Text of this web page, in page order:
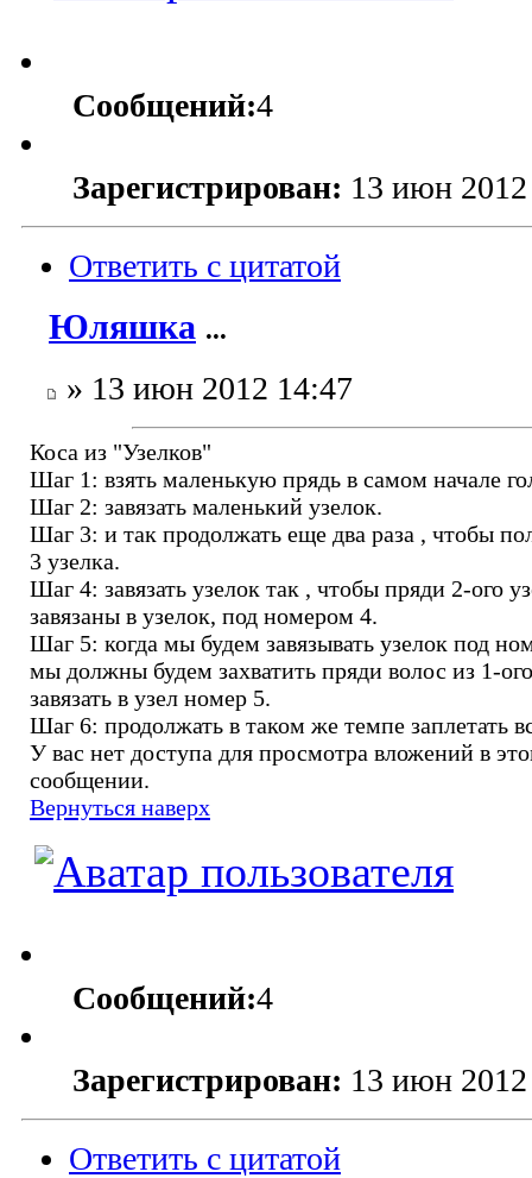
Сообщений:4
Зарегистрирован: 13 июн
Ответить с цитатой
Юляшка ...
» 13 июн 2012 14:47
Коса из "Узелков"
Шаг 1: взять маленькую прядь в самом начале
Шаг 2: завязать маленький узелок.
Шаг 3: и так продолжать еще два раза , чтобы
3 узелка.
Шаг 4: завязать узелок так , чтобы пряди 2-ого
завязаны в узелок, под номером 4.
Шаг 5: когда мы будем завязывать узелок под
мы должны будем захватить пряди волос из 1-
завязать в узел номер 5.
Шаг 6: продолжать в таком же темпе заплетать
У вас нет доступа для просмотра вложений в
сообщении.
Вернуться наверх
Сообщений:4
Зарегистрирован: 13 июн
Ответить с цитатой